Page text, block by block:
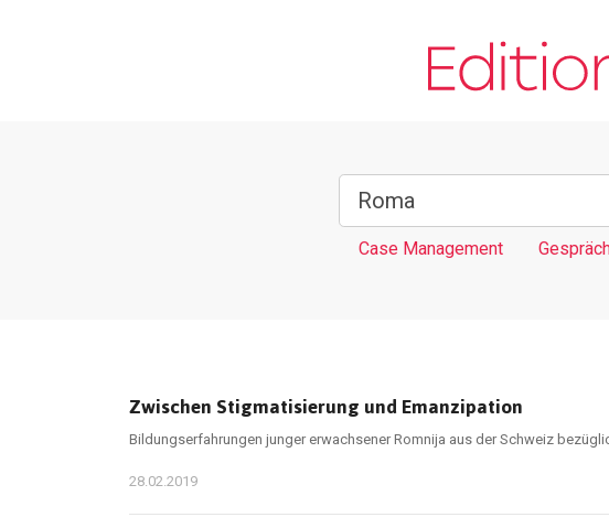
Case Management
Zwischen Stigmatisierung und Emanzipation
Bildungserfahrungen junger erwachsener Romnija aus der Schweiz
28.02.2019